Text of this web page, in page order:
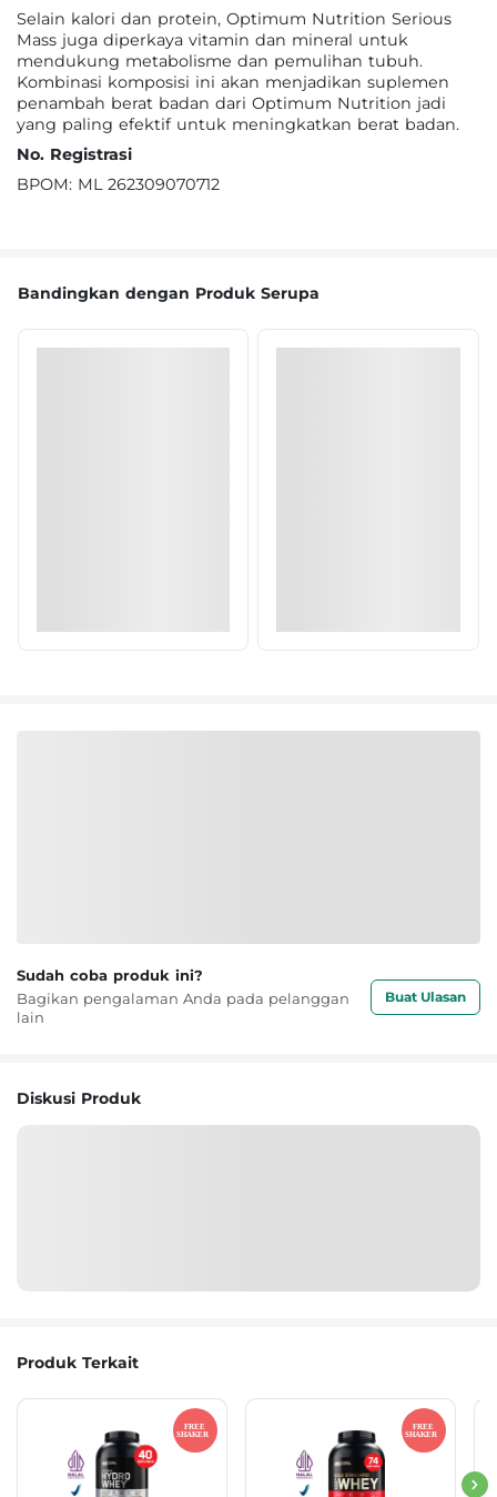
Selain kalori dan protein, Optimum Nutrition Serious
Mass juga diperkaya vitamin dan mineral untuk
mendukung metabolisme dan pemulihan tubuh.
Kombinasi komposisi ini akan menjadikan suplemen
penambah berat badan dari Optimum Nutrition jadi
yang paling efektif untuk meningkatkan berat badan.
No. Registrasi
BPOM: ML 262309070712
Bandingkan dengan Produk Serupa
Sudah coba produk ini?
Bagikan pengalaman Anda pada pelanggan
lain
Buat Ulasan
Diskusi Produk
Produk Terkait